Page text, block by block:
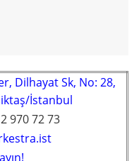
Dilhayat Sk, No: 28,
İstanbul
970 72 73